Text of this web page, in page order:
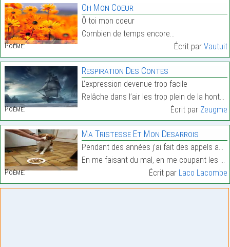
Poème:
Oh Mon Coeur
Ô toi mon coeur
Combien de temps encore…
Écrit par Vautuit
Poème:
Respiration Des Contes
L’expression devenue trop facile
Relâche dans l’air les trop plein de la honte…
Écrit par Zeugme
Poème:
Ma Tristesse Et Mon Desarrois
Pendant des années j’ai fait des appels au secours
En me faisant du mal, en me coupant les veines,…
Écrit par Laco Lacombe